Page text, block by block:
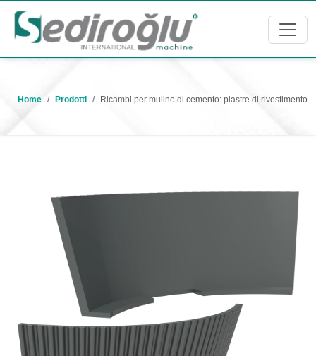
Home Prodotti Ricambi per mulino di cemento: piastre di rivestimento